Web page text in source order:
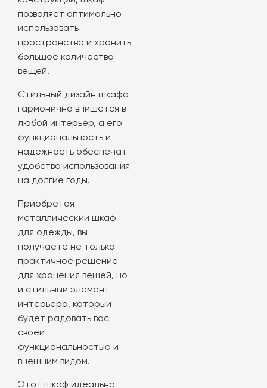
позволяет оптимально
использовать
пространство и хранить
большое количество
вещей.
Стильный дизайн шкафа
гармонично впишется в
любой интерьер, а его
функциональность и
надёжность обеспечат
удобство использования
на долгие годы.
Приобретая
металлический шкаф
для одежды, вы
получаете не только
практичное решение
для хранения вещей, но
и стильный элемент
интерьера, который
будет радовать вас
своей
функциональностью и
внешним видом.
Этот шкаф идеально